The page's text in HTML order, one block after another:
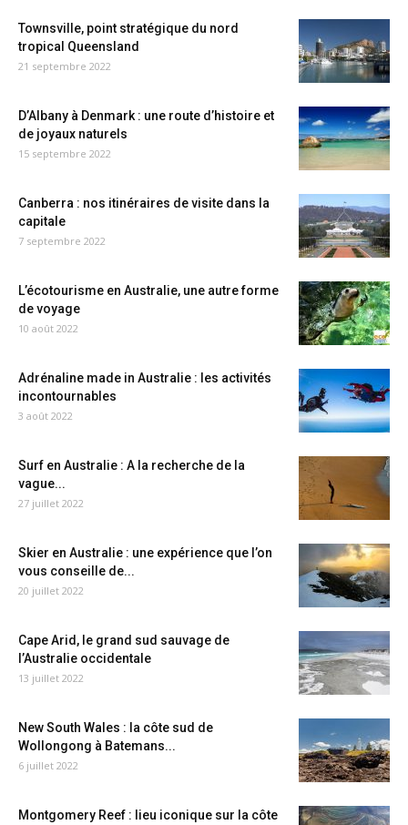
Townsville, point stratégique du nord
tropical Queensland
21 septembre 2022
D’Albany à Denmark : une route d’histoire et
de joyaux naturels
15 septembre 2022
Canberra : nos itinéraires de visite dans la
capitale
7 septembre 2022
L’écotourisme en Australie, une autre forme
de voyage
10 août 2022
Adrénaline made in Australie : les activités
incontournables
3 août 2022
Surf en Australie : A la recherche de la
vague...
27 juillet 2022
Skier en Australie : une expérience que l’on
vous conseille de...
20 juillet 2022
Cape Arid, le grand sud sauvage de
l’Australie occidentale
13 juillet 2022
New South Wales : la côte sud de
Wollongong à Batemans...
6 juillet 2022
Montgomery Reef : lieu iconique sur la côte